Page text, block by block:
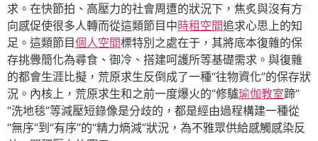
求。在快節拍、高壓力的社會周遭的狀況下，焦炙與沒有方
向感促使很多人轉而從這類節目中時租空間追求心思上的知
足。這類節目個人空間標特別之處在于，其將底本復雜的保
存挑釁簡化為尋食、御冷、搭建呵護所等基礎需求。與復雜
的都會生涯比擬，荒原求生反倒成了一種“往物資化”的保存狀
況。內核上，荒原求生和之前一度爆火的“修驢瑜伽教室蹄”
“洗地毯”等減壓短錄像是分歧的，都是經由過程構建一種從
“無序”到“有序”的“精力熵減”狀況，為不雅眾供給感觸感染反